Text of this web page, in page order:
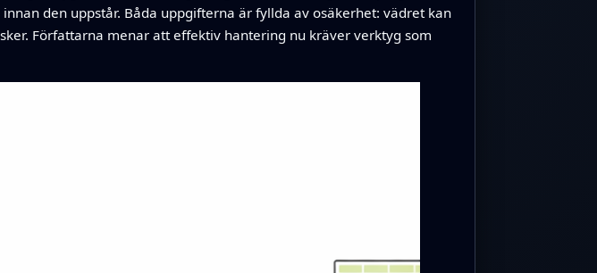
den uppstår. Båda uppgifterna är fyllda av osäkerhet: vädret kan
Författarna menar att effektiv hantering nu kräver verktyg som